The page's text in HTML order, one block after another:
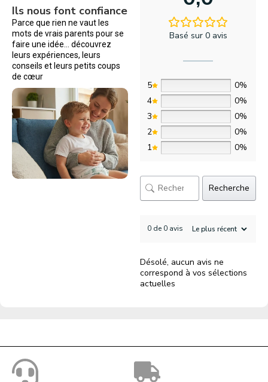
Ils nous font confiance
Parce que rien ne vaut les
mots de vrais parents pour se
faire une idée… découvrez
leurs expériences, leurs
conseils et leurs petits coups
de cœur
Basé sur 0 avis
5
0%
4
0%
3
0%
2
0%
1
0%
Recherche
0 de 0 avis
Désolé, aucun avis ne
correspond à vos sélections
actuelles